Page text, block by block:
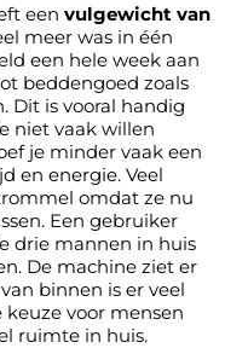
een vulgewicht van
meer was in één
een hele week aan
beddengoed zoals
Dit is vooral handig
niet vaak willen
je minder vaak een
en energie. Veel
omdat ze nu
Een gebruiker
drie mannen in huis
De machine ziet er
binnen is er veel
voor mensen
ruimte in huis.